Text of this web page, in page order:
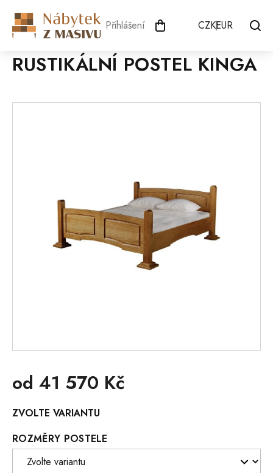
obsah
Přihlášení CZKEUR
RUSTIKÁLNÍ POSTEL KINGA
od 41 570 Kč
cena:
ZVOLTE VARIANTU
ROZMĚRY POSTELE